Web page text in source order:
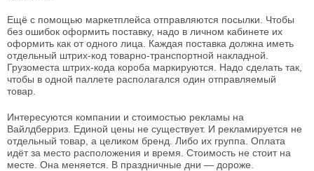
Ещё с помощью маркетплейса отправляются посылки. Чтобы
без ошибок оформить поставку, надо в личном кабинете их
оформить как от одного лица. Каждая поставка должна иметь
отдельный штрих-код товарно-транспортной накладной.
Грузоместа штрих-кода короба маркируются. Надо сделать так,
чтобы в одной паллете располагался один отправляемый
товар.
Интересуются компании и стоимостью рекламы на
Вайлдберриз. Единой цены не существует. И рекламируется не
отдельный товар, а целиком бренд. Либо их группа. Оплата
идёт за место расположения и время. Стоимость не стоит на
месте. Она меняется. В праздничные дни — дороже.